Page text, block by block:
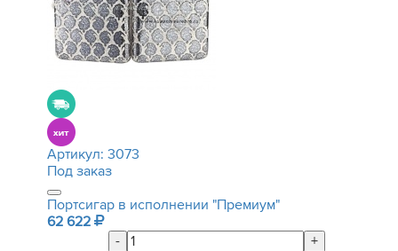
Артикул: 3073
Под заказ
Портсигар в исполнении "Премиум"
62 622
-
+